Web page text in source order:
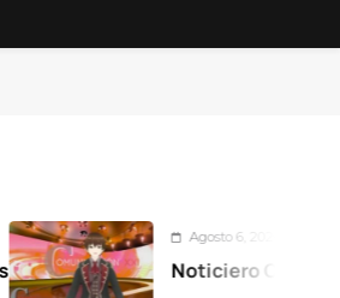
Agosto 6, 2026
Noticiero Comunicación XXI 06-